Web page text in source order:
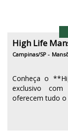
High Life
Campinas/SP -
Conheça o
exclusivo
oferecem tudo o